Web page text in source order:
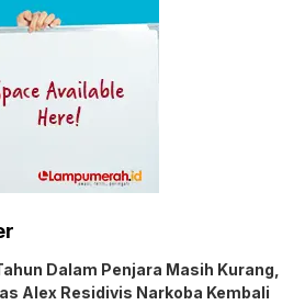
Dalam Penjara Masih Kurang,
Alex Residivis Narkoba Kembali